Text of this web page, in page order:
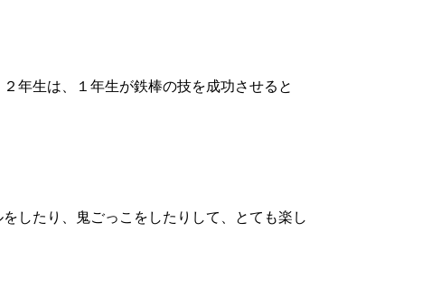
年生は、１年生が鉄棒の技を成功させると
したり、鬼ごっこをしたりして、とても楽し